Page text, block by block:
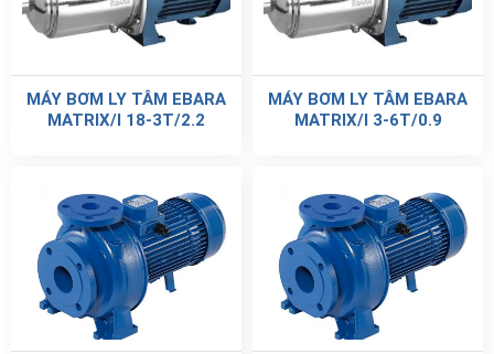
MÁY BƠM LY TÂM EBARA
MATRIX/I 18-3T/2.2
MÁY BƠM LY TÂM EBARA
MATRIX/I 3-6T/0.9